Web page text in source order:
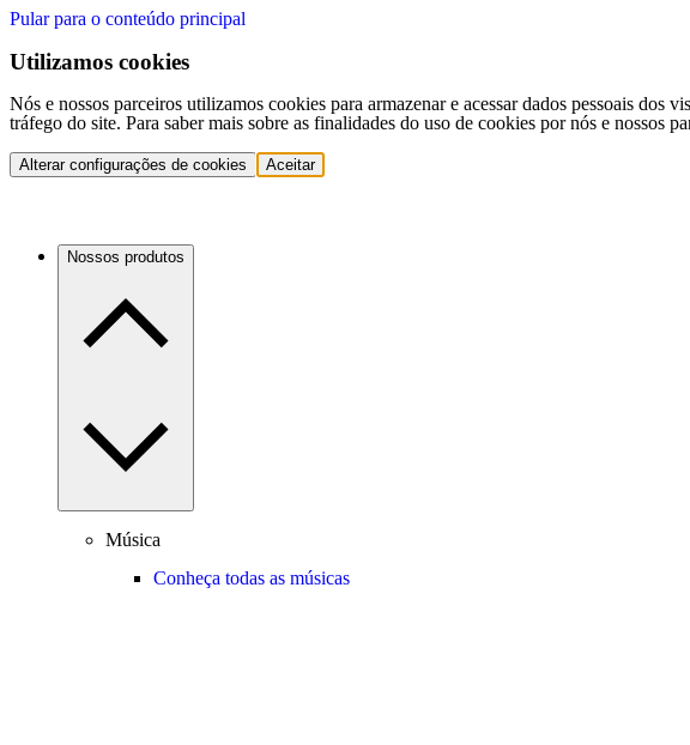
Pular para o conteúdo principal
Utilizamos cookies
Nós e nossos parceiros utilizamos cookies para armazenar e acessar dados pessoais
tráfego do site. Para saber mais sobre as finalidades do uso de cookies por nós e
Alterar configurações de cookies Aceitar
Nossos produtos
Música
Conheça todas as músicas